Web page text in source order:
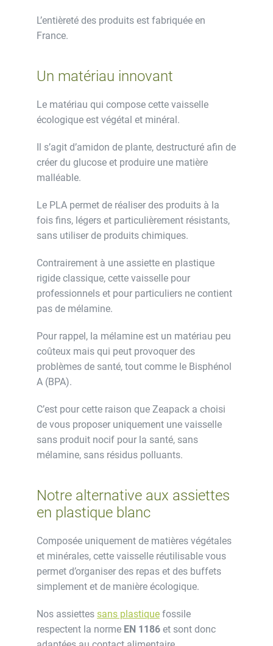
L’entièreté des produits est fabriquée en
France.
Un matériau innovant
Le matériau qui compose cette vaisselle
écologique est végétal et minéral.
Il s’agit d’amidon de plante, destructuré afin de
créer du glucose et produire une matière
malléable.
Le PLA permet de réaliser des produits à la
fois fins, légers et particulièrement résistants,
sans utiliser de produits chimiques.
Contrairement à une assiette en plastique
rigide classique, cette vaisselle pour
professionnels et pour particuliers ne contient
pas de mélamine.
Pour rappel, la mélamine est un matériau peu
coûteux mais qui peut provoquer des
problèmes de santé, tout comme le Bisphénol
A (BPA).
C’est pour cette raison que Zeapack a choisi
de vous proposer uniquement une vaisselle
sans produit nocif pour la santé, sans
mélamine, sans résidus polluants.
Notre alternative aux assiettes
en plastique blanc
Composée uniquement de matières végétales
et minérales, cette vaisselle réutilisable vous
permet d’organiser des repas et des buffets
simplement et de manière écologique.
Nos assiettes sans plastique fossile
respectent la norme EN 1186 et sont donc